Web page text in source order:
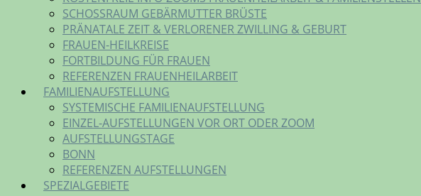
SCHOSSRAUM GEBÄRMUTTER BRÜSTE
PRÄNATALE ZEIT & VERLORENER ZWILLING & GEBURT
FRAUEN-HEILKREISE
FORTBILDUNG FÜR FRAUEN
REFERENZEN FRAUENHEILARBEIT
FAMILIENAUFSTELLUNG
SYSTEMISCHE FAMILIENAUFSTELLUNG
EINZEL-AUFSTELLUNGEN VOR ORT ODER ZOOM
AUFSTELLUNGSTAGE
BONN
REFERENZEN AUFSTELLUNGEN
SPEZIALGEBIETE